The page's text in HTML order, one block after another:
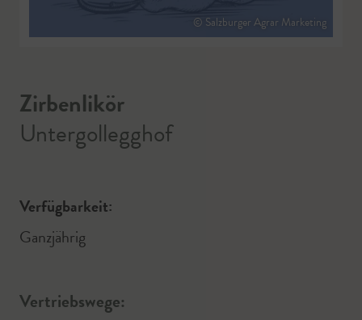
© Salzburger Agrar Marketing
Zirbenlikör
Untergollegghof
Verfügbarkeit:
Ganzjährig
Vertriebswege: